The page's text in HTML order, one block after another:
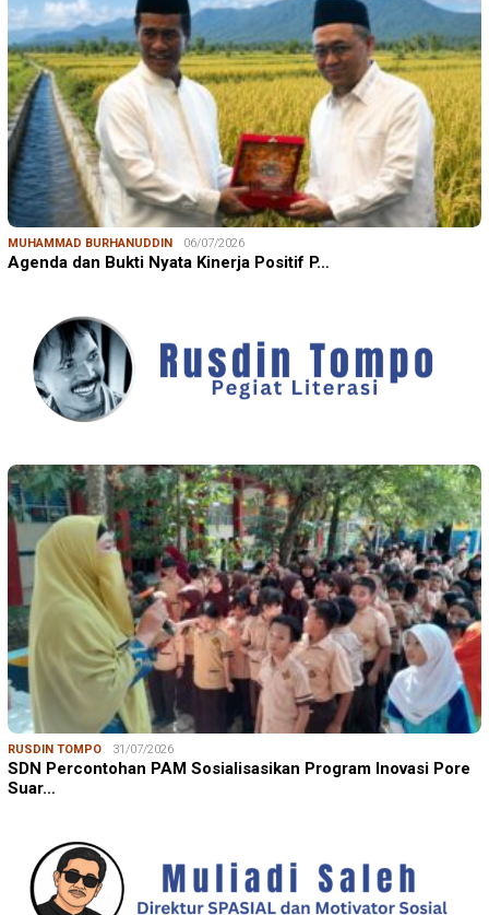
MUHAMMAD BURHANUDDIN 06/07/2026
Agenda dan Bukti Nyata Kinerja Positif P…
RUSDIN TOMPO 31/07/2026
SDN Percontohan PAM Sosialisasikan Program Inovasi Pore
Suar…